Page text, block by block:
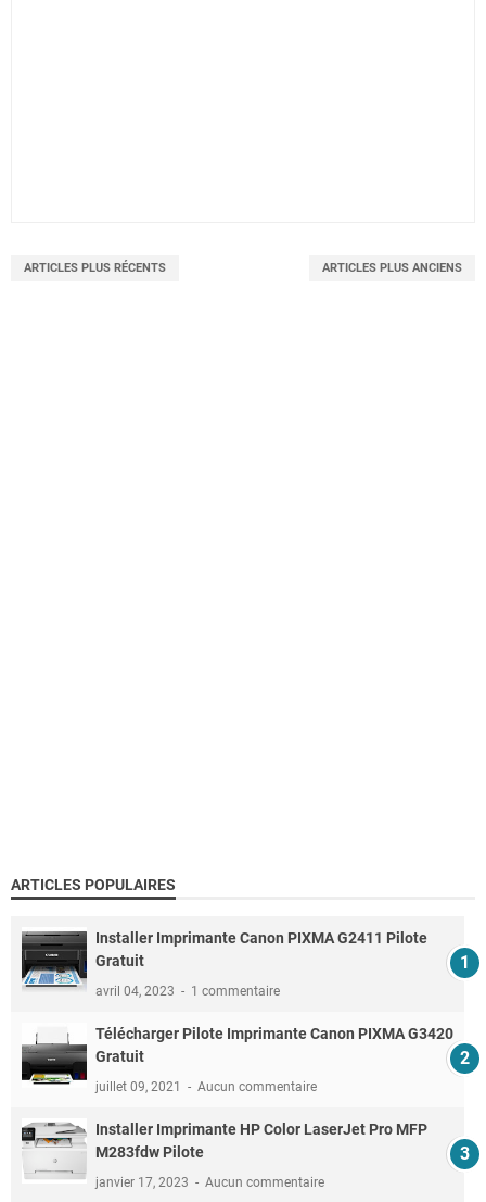
ARTICLES PLUS RÉCENTS ARTICLES PLUS ANCIENS
ARTICLES POPULAIRES
Installer Imprimante Canon PIXMA G2411 Pilote
Gratuit
avril 04, 2023 1 commentaire
Télécharger Pilote Imprimante Canon PIXMA G3420
Gratuit
juillet 09, 2021 Aucun commentaire
Installer Imprimante HP Color LaserJet Pro MFP
M283fdw Pilote
janvier 17, 2023 Aucun commentaire